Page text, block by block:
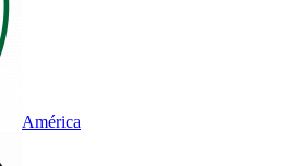
América